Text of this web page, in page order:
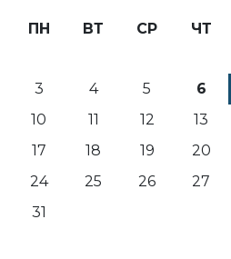
ПН ВТ СР ЧТ
3
4 5 6
10
11 12 13
17
18 19 20
24
25 26 27
31